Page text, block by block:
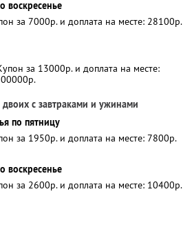
воскресенье
за 7000р. и доплата на месте: 28100р.
за 13000р. и доплата на месте:
с завтраками и ужинами
по пятницу
за 1950р. и доплата на месте: 7800р.
воскресенье
за 2600р. и доплата на месте: 10400р.